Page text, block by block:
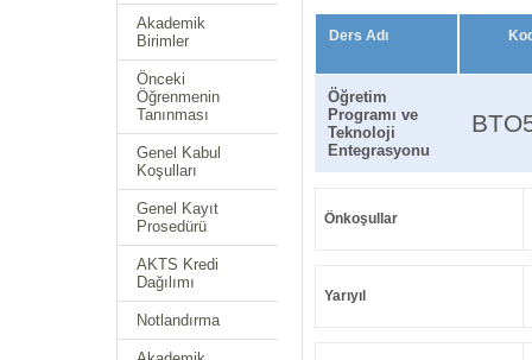
Akademik
Birimler
Önceki
Öğrenmenin
Tanınması
Genel Kabul
Koşulları
Genel Kayıt
Prosedürü
AKTS Kredi
Dağılımı
Notlandırma
Ders Adı
Öğretim
Programı ve
Teknoloji
Entegrasyonu
Önkoşullar
Yarıyıl